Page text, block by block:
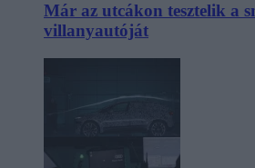
Már az utcákon tesztelik a
villanyautóját